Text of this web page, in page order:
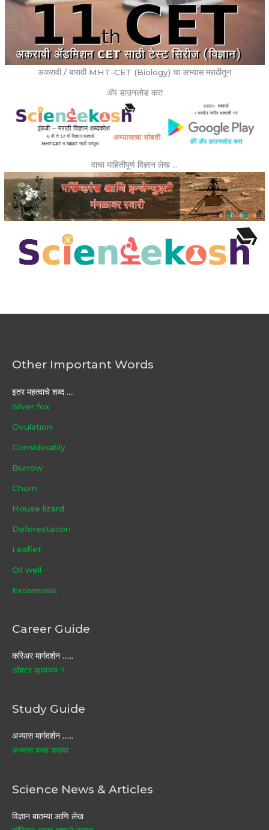
अकरावी / बारावी MHT-CET (Biology) चा अभ्यास मराठीतून
ॲप डाउनलोड करा
वाचा माहितीपूर्ण विज्ञान लेख …
Other Important Words
इतर महत्वाचे शब्द ....
Silver fox
Ovulation
Considerably
Burrow
Churn
House lizard
Deforestation
Leaflet
Oil well
Exosmosis
Career Guide
करिअर मार्गदर्शन ……
डॉक्टर व्हायचय ?
Study Guide
अभ्यास मार्गदर्शन ……
अभ्यास कसा करावा
Science News & Articles
विज्ञान बातम्या आणि लेख